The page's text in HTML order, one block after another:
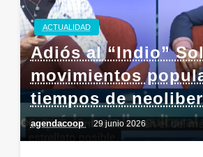
ACTUALIDAD
Adiós al “Indio”
movimientos
tiempos de
agendacoop 29 junio 2026